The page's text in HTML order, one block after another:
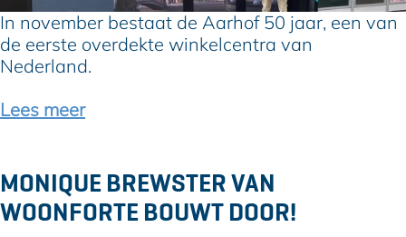
e
v
a
n
K
e
e
n
e
l
i
j
k
e
e
k
t
l
e
d
e
M
a
r
In november bestaat de Aarhof 50 jaar, een van
de eerste overdekte winkelcentra van
Nederland.
Lees meer
MONIQUE BREWSTER VAN
WOONFORTE BOUWT DOOR!